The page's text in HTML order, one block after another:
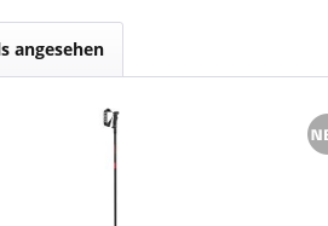
angesehen